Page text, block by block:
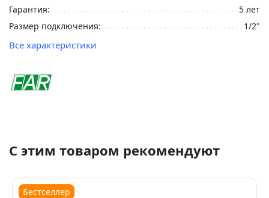
Гарантия:
5 лет
Размер подключения:
1/2"
Все характеристики
С этим товаром рекомендуют
Бестселлер